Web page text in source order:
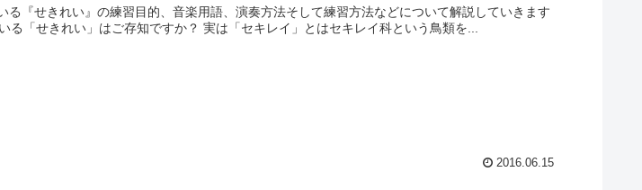
る『せきれい』の練習目的、音楽用語、演奏方法そして練習方法などについて解説していきます
「せきれい」はご存知ですか？ 実は「セキレイ」とはセキレイ科という鳥類を...
2016.06.15